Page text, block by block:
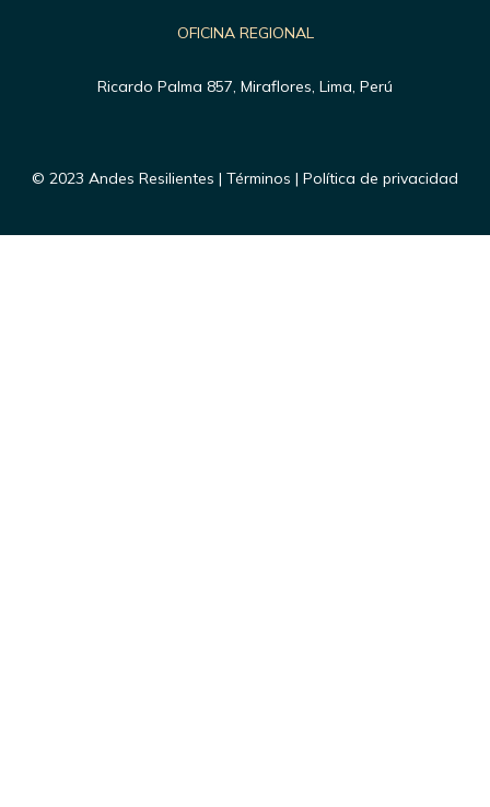
OFICINA REGIONAL
Ricardo Palma 857, Miraflores, Lima, Perú
© 2023 Andes Resilientes | Términos | Política de privacidad